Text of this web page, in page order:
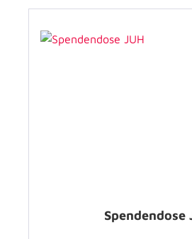
Spendendose